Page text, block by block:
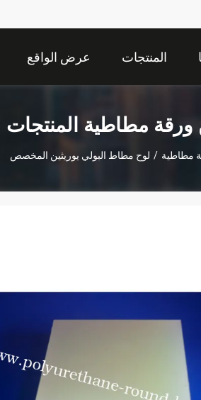
المنتجات عرض الواقع
الافتراضي
ورقة مطاطية المنتجات
مطاطية / لوح مطاط البولي يوريثين المخصص